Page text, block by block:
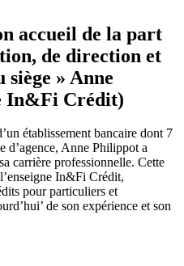
accueil de la part
de direction et
siège » Anne
In&Fi Crédit)
établissement bancaire dont 7
d’agence, Anne Philippot a
carrière professionnelle. Cette
In&Fi Crédit,
pour particuliers et
de son expérience et son